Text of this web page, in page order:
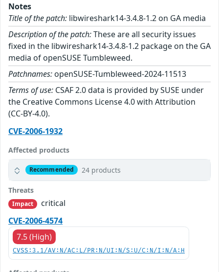
Notes
Title of the patch: libwireshark14-3.4.8-1.2 on GA media
Description of the patch:These are all security issues
fixed in the libwireshark14-3.4.8-1.2 package on the GA
media of openSUSE Tumbleweed.
Patchnames: openSUSE-Tumbleweed-2024-11513
Terms of use: CSAF 2.0 data is provided by SUSE under
the Creative Commons License 4.0 with Attribution
(CC-BY-4.0).
CVE-2006-1932
Affected products
Recommended 24 products
Threats
Impact
critical
CVE-2006-4574
7.5 (High)
CVSS:3.1/AV:N/AC:L/PR:N/UI:N/S:U/C:N/I:N/A:H